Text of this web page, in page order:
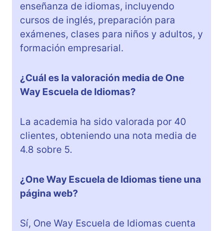
enseñanza de idiomas, incluyendo
cursos de inglés, preparación para
exámenes, clases para niños y adultos, y
formación empresarial.
¿Cuál es la valoración media de One
Way Escuela de Idiomas?
La academia ha sido valorada por 40
clientes, obteniendo una nota media de
4.8 sobre 5.
¿One Way Escuela de Idiomas tiene una
página web?
Sí, One Way Escuela de Idiomas cuenta